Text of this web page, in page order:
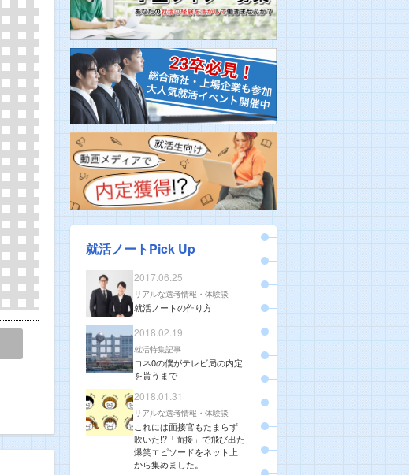
就活ノートPick Up
2017.06.25
リアルな選考情報・体験談
就活ノートの作り方
2018.02.19
就活特集記事
コネ0の僕がテレビ局の内定
を貰うまで
2018.01.31
リアルな選考情報・体験談
これには面接官もたまらず
吹いた!?「面接」で飛び出た
爆笑エピソードをネット上
から集めました。